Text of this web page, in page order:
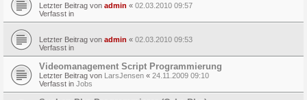
Letzter Beitrag von admin « 02.03.2010 09:57
Verfasst in
Letzter Beitrag von admin « 02.03.2010 09:53
Verfasst in
Videomanagement Script Programmierung
Letzter Beitrag von LarsJensen « 24.11.2009 09:10
Verfasst in Jobs